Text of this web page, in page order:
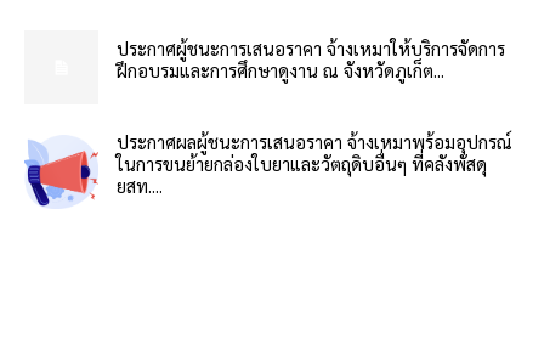
ประกาศผู้ชนะการเสนอราคา จ้างเหมาให้บริการจัดการ
ฝึกอบรมและการศึกษาดูงาน ณ จังหวัดภูเก็ต...
ประกาศผลผู้ชนะการเสนอราคา จ้างเหมาพร้อมอุปกรณ์
ในการขนย้ายกล่องใบยาและวัตถุดิบอื่นๆ ที่คลังพัสดุ
ยสท....